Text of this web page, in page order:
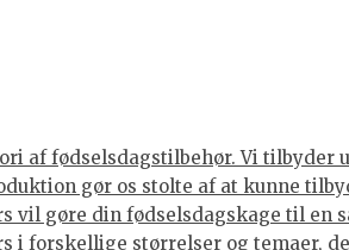
af fødselsdagstilbehør. Vi
gør os stolte af at kunne
vil gøre din fødselsdagskage til
forskellige størrelser og temaer,